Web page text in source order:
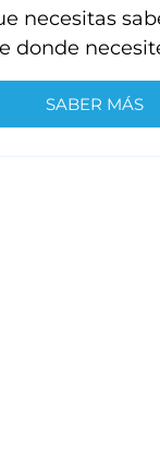
necesitas
donde
SABER MÁS